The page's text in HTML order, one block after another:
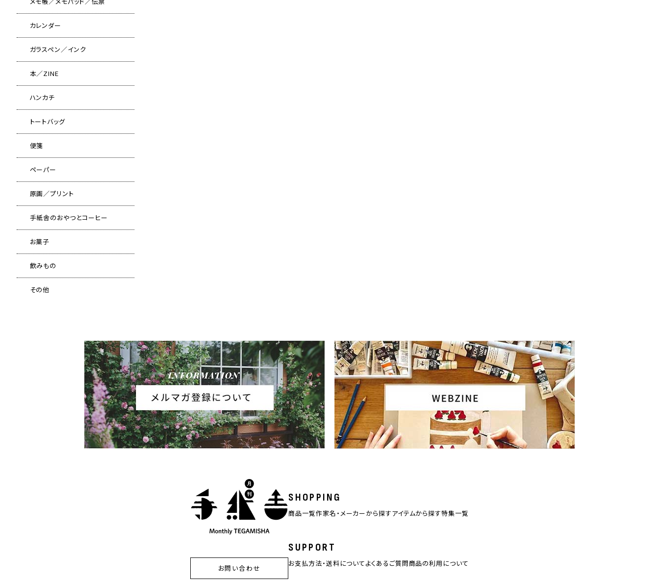
カレンダー
ガラスペン／インク
本／ZINE
ハンカチ
トートバッグ
便箋
ペーパー
原画／プリント
手紙舎のおやつとコーヒー
お菓子
飲みもの
その他
SHOPPING
商品一覧作家名・メーカーから探すアイテムから探す特集一覧
SUPPORT
お支払方法・送料についてよくあるご質問商品の利用について
お問い合わせ